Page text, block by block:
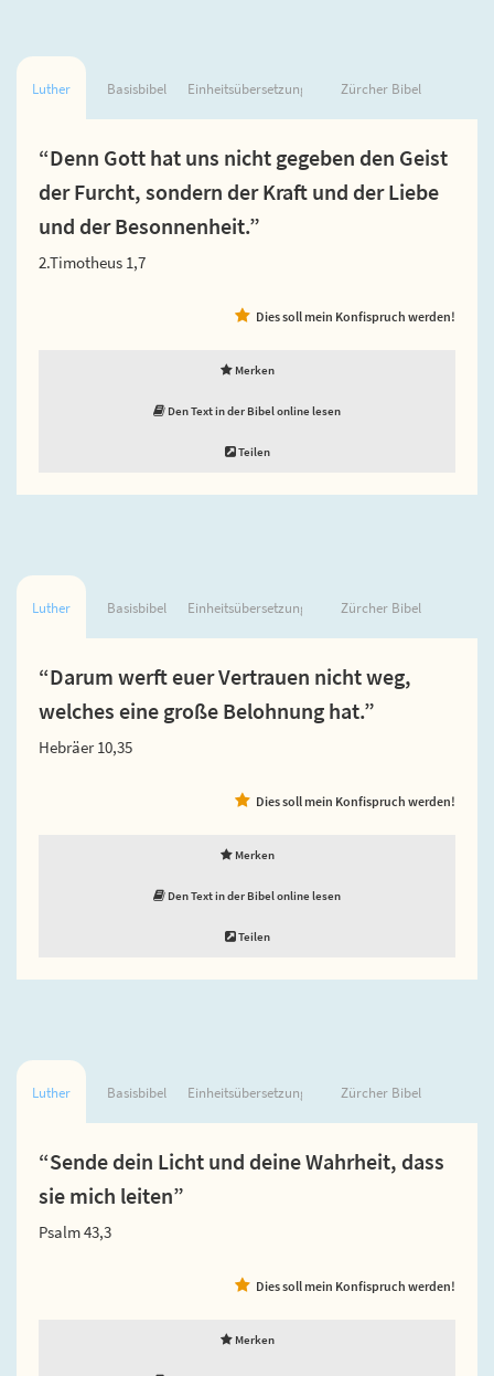
Luther Basisbibel Einheitsübersetzung Zürcher Bibel
“Denn Gott hat uns nicht gegeben den Geist
der Furcht, sondern der Kraft und der Liebe
und der Besonnenheit.”
2.Timotheus 1,7
Dies soll mein Konfispruch werden!
Merken
Den Text in der Bibel online lesen
Teilen
Luther Basisbibel Einheitsübersetzung Zürcher Bibel
“Darum werft euer Vertrauen nicht weg,
welches eine große Belohnung hat.”
Hebräer 10,35
Dies soll mein Konfispruch werden!
Merken
Den Text in der Bibel online lesen
Teilen
Luther Basisbibel Einheitsübersetzung Zürcher Bibel
“Sende dein Licht und deine Wahrheit, dass
sie mich leiten”
Psalm 43,3
Dies soll mein Konfispruch werden!
Merken